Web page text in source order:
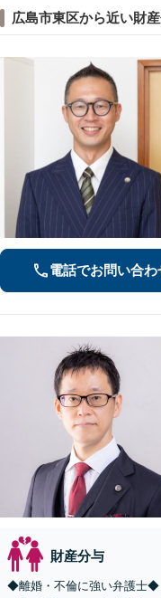
広島市東区から近い財
電話でお問い合わ
財産分与
◆離婚・不倫に強い弁護士◆